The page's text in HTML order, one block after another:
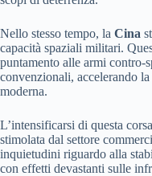
Nello stesso tempo, la Cina
capacità spaziali militari.
puntamento alle armi contro-
convenzionali, accelerando
moderna.
L’intensificarsi di questa
stimolata dal settore
inquietudini riguardo alla
con effetti devastanti sulle